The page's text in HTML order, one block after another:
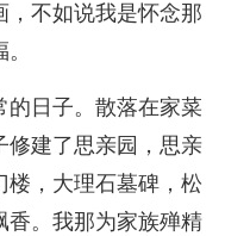
，不如说我是怀念那
的日子。散落在家菜
修建了思亲园，思亲
楼，大理石墓碑，松
香。我那为家族殚精